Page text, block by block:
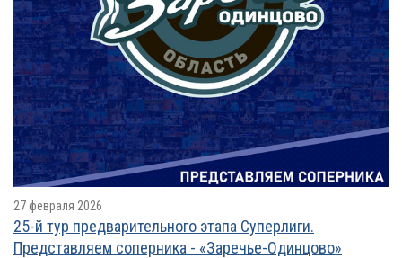
27 февраля 2026
25-й тур предварительного этапа Суперлиги.
Представляем соперника - «Заречье-Одинцово»